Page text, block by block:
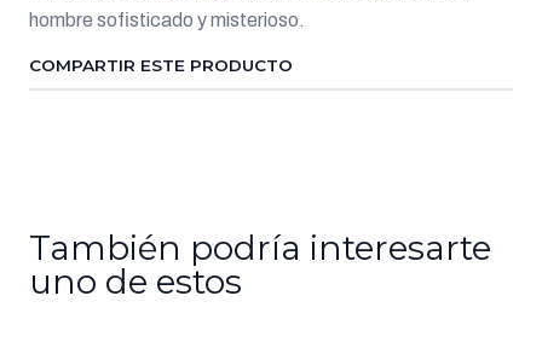
hombre sofisticado y misterioso.
COMPARTIR ESTE PRODUCTO
También podría interesarte
uno de estos